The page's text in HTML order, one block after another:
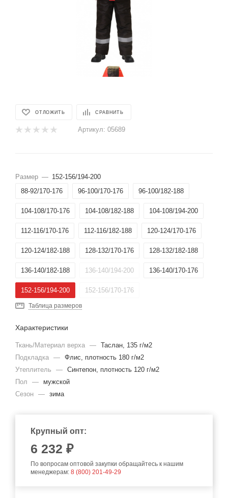
ОТЛОЖИТЬ СРАВНИТЬ
Артикул: 05689
Размер — 152-156/194-200
88-92/170-176
96-100/170-176 96-100/182-188
104-108/170-176 104-108/182-188 104-108/194-200
112-116/170-176 112-116/182-188 120-124/170-176
120-124/182-188 128-132/170-176 128-132/182-188
136-140/182-188 136-140/194-200 136-140/170-176
152-156/194-200 152-156/170-176
Таблица размеров
Характеристики
Ткань/Материал верха — Таслан, 135 г/м2
Подкладка — Флис, плотность 180 г/м2
Утеплитель
— Синтепон, плотность 120 г/м2
Пол
—
мужской
Сезон — зима
Крупный опт:
6 232 ₽
По вопросам оптовой закупки обращайтесь к нашим
менеджерам: 8 (800) 201-49-29